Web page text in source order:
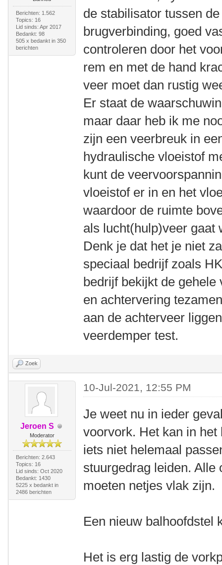
Berichten: 1.562
Topics: 16
Lid sinds: Apr 2017
Bedankt: 98
505 x bedankt in 350
berichten
de stabilisator tussen
brugverbinding, goed
controleren door het
rem en met de hand
veer moet dan rustig
Er staat de
maar daar heb ik me
zijn een veerbreuk in
hydraulische vloeistof
kunt de
vloeistof er in en het
waardoor de ruimte
als lucht(hulp)veer gaat
Denk je dat het je niet
speciaal bedrijf zoals
bedrijf bekijkt de
en achtervering
aan de achterveer
veerdemper test.
Zoek
Jeroen S
Moderator
Berichten: 2.643
Topics: 16
Lid sinds: Oct 2020
Bedankt: 1430
5225 x bedankt in
2486 berichten
10-Jul-2021, 12:55 PM
Je weet nu in ieder
voorvork. Het kan in
iets niet helemaal
stuurgedrag leiden. Alle
moeten netjes vlak zijn.
Een nieuw balhoofdstel
Het is erg lastig de